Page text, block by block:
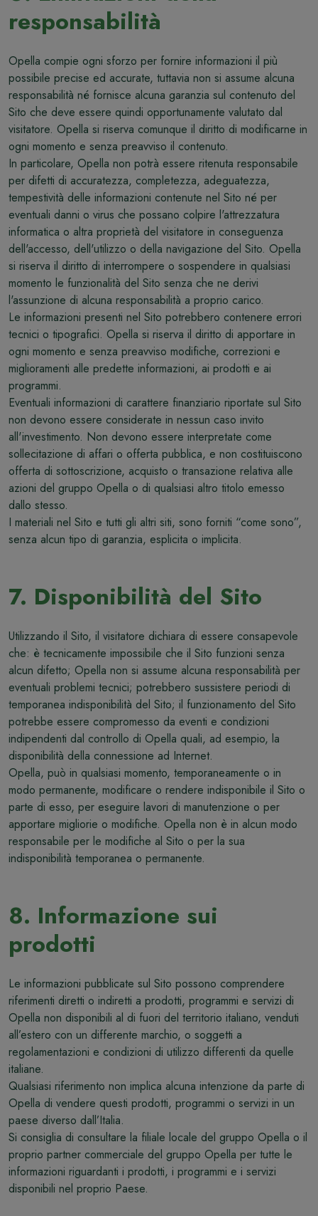
responsabilità
Opella compie ogni sforzo per fornire informazioni il più
possibile precise ed accurate, tuttavia non si assume alcuna
responsabilità né fornisce alcuna garanzia sul contenuto del
Sito che deve essere quindi opportunamente valutato dal
visitatore. Opella si riserva comunque il diritto di modificarne in
ogni momento e senza preavviso il contenuto.
In particolare, Opella non potrà essere ritenuta responsabile
per difetti di accuratezza, completezza, adeguatezza,
tempestività delle informazioni contenute nel Sito né per
eventuali danni o virus che possano colpire l'attrezzatura
informatica o altra proprietà del visitatore in conseguenza
dell'accesso, dell'utilizzo o della navigazione del Sito. Opella
si riserva il diritto di interrompere o sospendere in qualsiasi
momento le funzionalità del Sito senza che ne derivi
l'assunzione di alcuna responsabilità a proprio carico.
Le informazioni presenti nel Sito potrebbero contenere errori
tecnici o tipografici. Opella si riserva il diritto di apportare in
ogni momento e senza preavviso modifiche, correzioni e
miglioramenti alle predette informazioni, ai prodotti e ai
programmi.
Eventuali informazioni di carattere finanziario riportate sul Sito
non devono essere considerate in nessun caso invito
all'investimento. Non devono essere interpretate come
sollecitazione di affari o offerta pubblica, e non costituiscono
offerta di sottoscrizione, acquisto o transazione relativa alle
azioni del gruppo Opella o di qualsiasi altro titolo emesso
dallo stesso.
I materiali nel Sito e tutti gli altri siti, sono forniti “come sono”,
senza alcun tipo di garanzia, esplicita o implicita.
7. Disponibilità del Sito
Utilizzando il Sito, il visitatore dichiara di essere consapevole
che: è tecnicamente impossibile che il Sito funzioni senza
alcun difetto; Opella non si assume alcuna responsabilità per
eventuali problemi tecnici; potrebbero sussistere periodi di
temporanea indisponibilità del Sito; il funzionamento del Sito
potrebbe essere compromesso da eventi e condizioni
indipendenti dal controllo di Opella quali, ad esempio, la
disponibilità della connessione ad Internet.
Opella, può in qualsiasi momento, temporaneamente o in
modo permanente, modificare o rendere indisponibile il Sito o
parte di esso, per eseguire lavori di manutenzione o per
apportare migliorie o modifiche. Opella non è in alcun modo
responsabile per le modifiche al Sito o per la sua
indisponibilità temporanea o permanente.
8. Informazione sui
prodotti
Le informazioni pubblicate sul Sito possono comprendere
riferimenti diretti o indiretti a prodotti, programmi e servizi di
Opella non disponibili al di fuori del territorio italiano, venduti
all’estero con un differente marchio, o soggetti a
regolamentazioni e condizioni di utilizzo differenti da quelle
italiane.
Qualsiasi riferimento non implica alcuna intenzione da parte di
Opella di vendere questi prodotti, programmi o servizi in un
paese diverso dall’Italia.
Si consiglia di consultare la filiale locale del gruppo Opella o il
proprio partner commerciale del gruppo Opella per tutte le
informazioni riguardanti i prodotti, i programmi e i servizi
disponibili nel proprio Paese.